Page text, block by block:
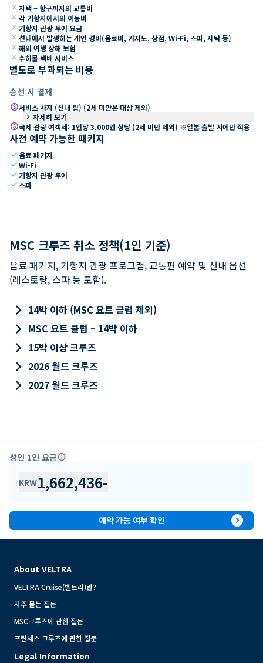
close 자택 ~ 항구까지의 교통비
close 각 기항지에서의 이동비
close 기항지 관광 투어 요금
close 선내에서 발생하는 개인 경비(음료비, 카지노, 상점, Wi-Fi, 스파, 세탁 등)
close 해외 여행 상해 보험
close 수하물 택배 서비스
별도로 부과되는 비용
승선 시 결제
paid서비스 차지 (선내 팁) (2세 미만은 대상 제외)
keyboard_arrow_right 자세히 보기
paid국제 관광 여객세: 1인당 3,000엔 상당 (2세 미만 제외) ※일본 출발 시에만 적용
사전 예약 가능한 패키지
check 음료 패키지
checkWi-Fi
check 기항지 관광 투어
check 스파
MSC 크루즈 취소 정책(1인 기준)
음료 패키지, 기항지 관광 프로그램, 교통편 예약 및 선내 옵션
(레스토랑, 스파 등 포함).
keyboard_arrow_right 14박 이하 (MSC 요트 클럽 제외)
keyboard_arrow_right MSC 요트 클럽 – 14박 이하
keyboard_arrow_right 15박 이상 크루즈
keyboard_arrow_right 2026 월드 크루즈
keyboard_arrow_right 2027 월드 크루즈
성인 1인 요금info
KRW1,662,436-
예약 가능 여부 확인 expand_circle_right
About VELTRA
VELTRA Cruise(벨트라)란?
자주 묻는 질문
MSC크루즈에 관한 질문
프린세스 크루즈에 관한 질문
Legal Information